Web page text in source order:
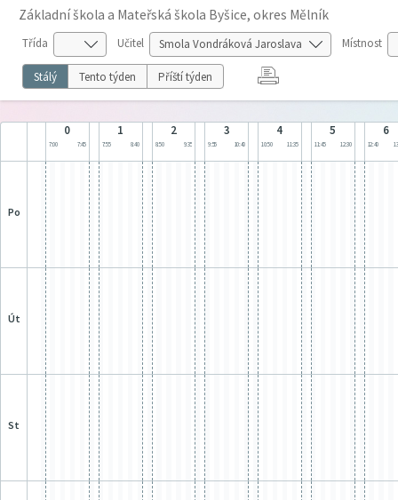
Základní škola a Mateřská škola Byšice, okres Mělník
Třída Učitel Místnost
Stálý Tento týden Příští týden
0
7:00 7:45
1
7:55 8:40
2
8:50 9:35
3
9:55 10:40
4
10:50 11:35
5
11:45 12:30
6
12:40
po
út
st